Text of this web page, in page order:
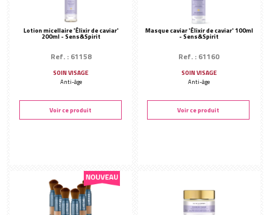
Lotion micellaire 'Élixir de caviar'
200ml - Sens&Spirit
Ref. : 61158
SOIN VISAGE
Anti-âge
Voir ce produit
Masque caviar 'Élixir de caviar' 100ml
- Sens&Spirit
Ref. : 61160
SOIN VISAGE
Anti-âge
Voir ce produit